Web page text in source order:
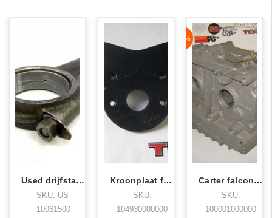
Used drijfstang falcone nf
SKU: US-
10061500
Kroonplaat falcone nf
SKU:
104930000000
NaN%
-49%
Carter falcone nf
SKU:
100001000000